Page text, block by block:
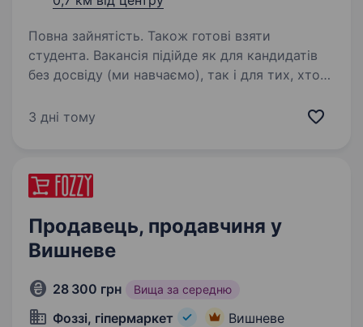
Повна зайнятість. Також готові взяти
студента. Вакансія підійде як для кандидатів
без досвіду (ми навчаємо), так і для тих, хто
випадку ви зможете швидше адаптуватись і
3 дні тому
Продавець, продавчиня у
Вишневе
28 300 грн Вища за середню
Фоззі, гіпермаркет
Вишневе